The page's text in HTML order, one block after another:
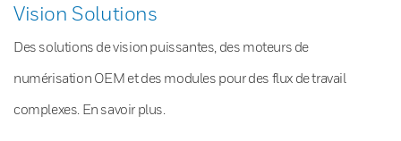
Vision Solutions
Des solutions de vision puissantes, des moteurs de
numérisation OEM et des modules pour des flux de travail
complexes. En savoir plus.